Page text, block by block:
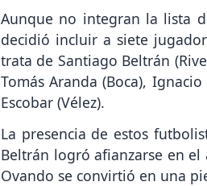
Aunque no integran la lista
decidió incluir a siete
trata de Santiago Beltrán
Tomás Aranda (Boca),
Escobar (Vélez).
La presencia de estos
Beltrán logró afianzarse en el
Ovando se convirtió en una